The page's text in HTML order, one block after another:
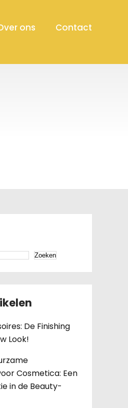
ons Contact
Zoeken
De Finishing
Look!
Cosmetica: Een
in de Beauty-